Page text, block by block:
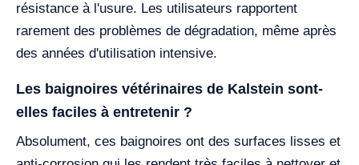
résistance à l'usure. Les utilisateurs rapportent
rarement des problèmes de dégradation, même après
des années d'utilisation intensive.
Les baignoires vétérinaires de Kalstein sont-
elles faciles à entretenir ?
Absolument, ces baignoires ont des surfaces lisses et